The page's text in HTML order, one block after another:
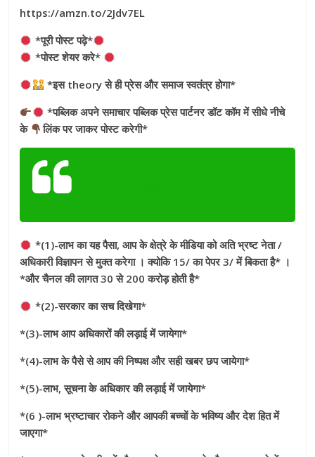
https://amzn.to/2Jdv7EL
*पूरी पोस्ट पढ़े*
*पोस्ट शेयर करे*
*इस theory से ही प्रेस और समाज स्वतंत्र होगा*
*पब्लिक अपने समाचार पब्लिक प्रेस पार्टनर डॉट कॉम में सीधे नीचे
के
लिंक पर जाकर पोस्ट करेगी*
*(1)-लाभ का यह पैसा, आप के क्षेत्रे के मीडिया को अति भ्रष्ट नेता /
अधिकारी विज्ञापन से मुक्त करेगा । क्योकि 15/ का पेपर 3/ में बिकता है* ।
*और चैनल की लागत 30 से 200 करोड़ होती है*
*(2)-सरकार का सच दिखेगा*
*(3)-लाभ आप अधिकारों की लड़ाई में जायेगा*
*(4)-लाभ के पैसे से आप की निष्पक्ष और सही खबर छप जायेगा*
*(5)-लाभ, सूचना के अधिकार की लड़ाई में जायेगा*
*(6 )-लाभ भ्रष्टाचार रोकने और आपकी बच्चों के भविष्य और देश हित में
जाएगा*